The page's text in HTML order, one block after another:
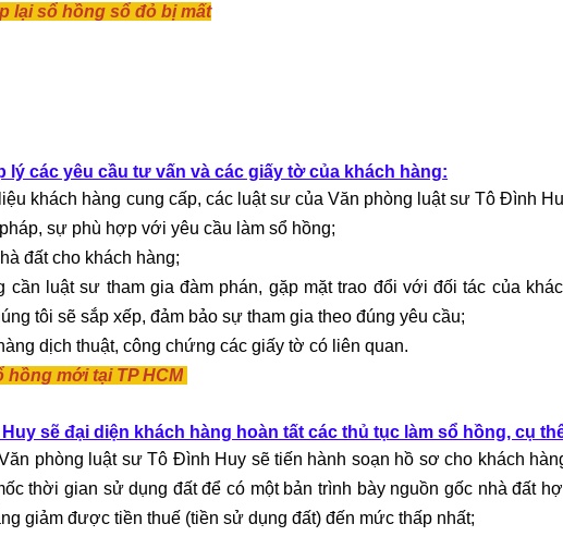
lại sổ hồng sổ đỏ bị mất
lý các yêu cầu tư vấn và các giấy tờ của khách hàng:
khách hàng cung cấp, các luật sư của Văn phòng luật sư Tô Đình
sự phù hợp với yêu cầu làm sổ hồng;
đất cho khách hàng;
cần luật sư tham gia đàm phán, gặp mặt trao đổi với đối tác của
tôi sẽ sắp xếp, đảm bảo sự tham gia theo đúng yêu cầu;
dịch thuật, công chứng các giấy tờ có liên quan.
hồng mới tại TP HCM
sẽ đại diện khách hàng hoàn tất các thủ tục làm sổ hồng, cụ
phòng luật sư Tô Đình Huy sẽ tiến hành soạn hồ sơ cho khách
thời gian sử dụng đất để có một bản trình bày nguồn gốc nhà đất
giảm được tiền thuế (tiền sử dụng đất) đến mức thấp nhất;